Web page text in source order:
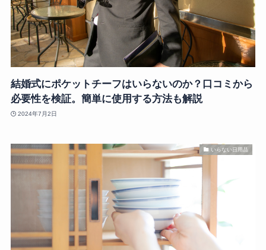
結婚式にポケットチーフはいらないのか？口コミから
必要性を検証。簡単に使用する方法も解説
2024年7月2日
いらない日用品